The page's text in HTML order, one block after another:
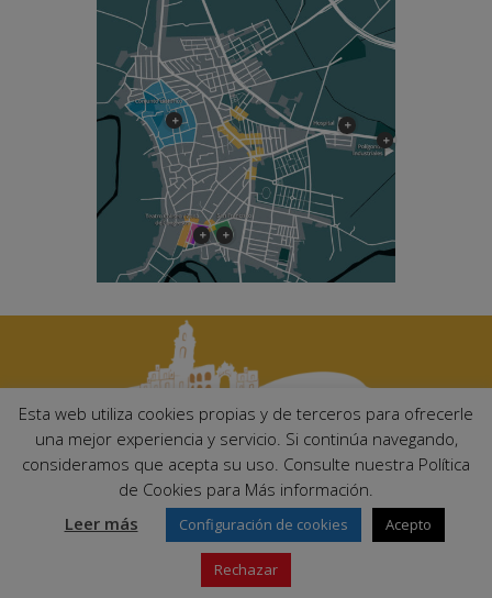
Ayuntamiento de Palma del Río. Plaza Mayor de Andalucía, 1 C.P:
14700 – Palma del Río (Córdoba)
Email:
ayuntamiento@palmadelrio.es
Teléfono: 957 71 02 44 | Fax: 957 64 47 39
Esta web utiliza cookies propias y de terceros para ofrecerle
una mejor experiencia y servicio. Si continúa navegando,
consideramos que acepta su uso. Consulte nuestra Política
de Cookies para Más información.
Leer más
Configuración de cookies Acepto
Rechazar